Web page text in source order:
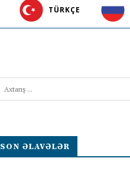
TÜRKÇE
SON ƏLAVƏLƏR